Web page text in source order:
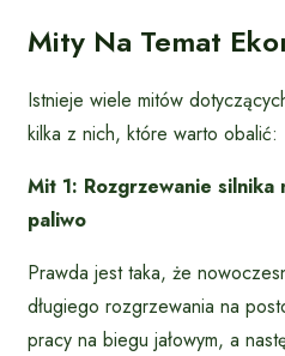
Mity Na Temat
Istnieje wiele mitów
kilka z nich, które warto obalić:
Mit 1: Rozgrzewanie silnika
paliwo
Prawda jest taka, że
długiego rozgrzewania na
pracy na biegu jałowym, a